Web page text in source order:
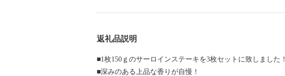
返礼品説明
■1枚150ｇのサーロインステーキを3枚セットに致しました！
■深みのある上品な香りが自慢！